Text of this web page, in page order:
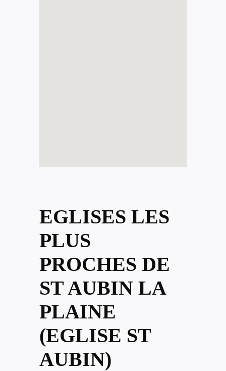
EGLISES LES
PLUS
PROCHES DE
ST AUBIN LA
PLAINE
(EGLISE ST
AUBIN)